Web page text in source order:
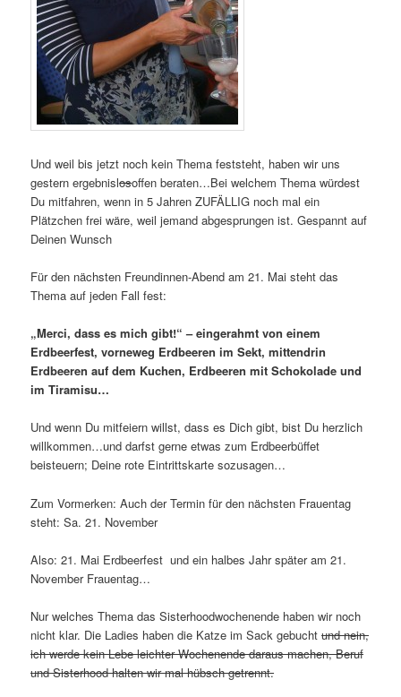
Und weil bis jetzt noch kein Thema feststeht, haben wir uns
gestern ergebnislosoffen beraten…Bei welchem Thema würdest
Du mitfahren, wenn in 5 Jahren ZUFÄLLIG noch mal ein
Plätzchen frei wäre, weil jemand abgesprungen ist. Gespannt auf
Deinen Wunsch
Für den nächsten Freundinnen-Abend am 21. Mai steht das
Thema auf jeden Fall fest:
„Merci, dass es mich gibt!“ – eingerahmt von einem
Erdbeerfest, vorneweg Erdbeeren im Sekt, mittendrin
Erdbeeren auf dem Kuchen, Erdbeeren mit Schokolade und
im Tiramisu…
Und wenn Du mitfeiern willst, dass es Dich gibt, bist Du herzlich
willkommen…und darfst gerne etwas zum Erdbeerbüffet
beisteuern; Deine rote Eintrittskarte sozusagen…
Zum Vormerken: Auch der Termin für den nächsten Frauentag
steht: Sa. 21. November
Also: 21. Mai Erdbeerfest und ein halbes Jahr später am 21.
November Frauentag…
Nur welches Thema das Sisterhoodwochenende haben wir noch
nicht klar. Die Ladies haben die Katze im Sack gebuchtund nein,
ich werde kein Lebe leichter Wochenende daraus machen, Beruf
und Sisterhood halten wir mal hübsch getrennt.